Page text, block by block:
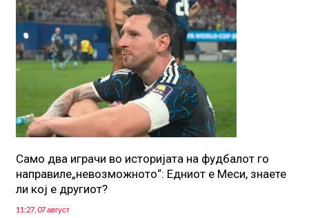
Само два играчи во историјата на фудбалот го
направиле„невозможното“: Едниот е Меси, знаете
ли кој е другиот?
11:27, 07 август